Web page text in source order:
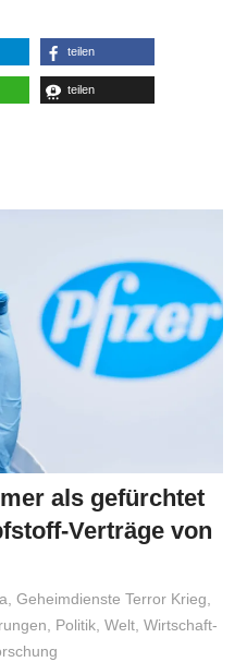
teilen
teilen
als gefürchtet
Verträge von
,Geheimdienste Terror Krieg,
, Politik, Welt, Wirtschaft-